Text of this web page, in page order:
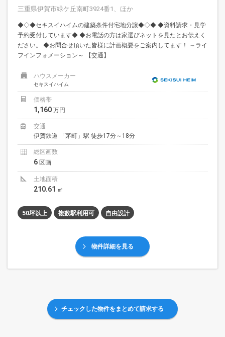
三重県伊賀市緑ケ丘南町3924番1、ほか
◆◇◆セキスイハイムの建築条件付宅地分譲◆◇◆ ◆資料請求・見学
予約受付しています◆ ◆お電話の方は家選びネットを見たとお伝えく
ださい。 ◆お問合せ頂いた皆様に計画概要をご案内してます！ ～ライ
フインフォメーション～ 【交通】
ハウスメーカー
セキスイハイム
価格帯
1,160 万円
交通
伊賀鉄道 「茅町」駅 徒歩17分～18分
総区画数
6 区画
土地面積
210.61 ㎡
50坪以上 複数駅利用可 自由設計
物件詳細を見る
チェックした物件をまとめて請求する